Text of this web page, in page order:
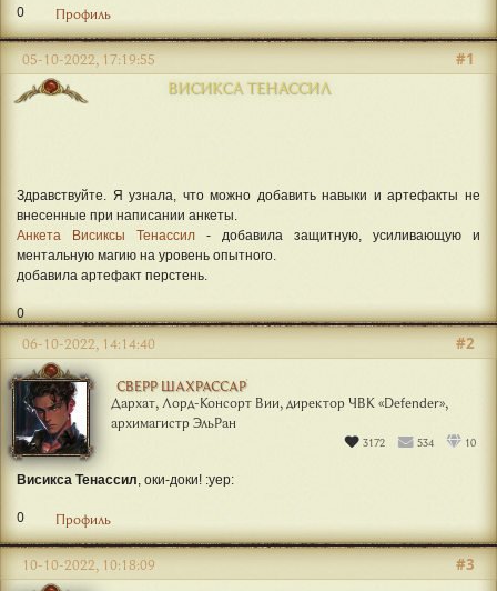
0 Профиль
ВИСИКСА ТЕНАССИЛ
#1
05-10-2022, 17:19:55
Здравствуйте. Я узнала, что можно добавить навыки и артефакты не
внесенные при написании анкеты.
Анкета Висиксы Тенассил - добавила защитную, усиливающую и
ментальную магию на уровень опытного.
добавила артефакт перстень.
0
СВЕРР ШАХРАССАР
Дархат, Лорд-Консорт Вии, директор ЧВК «Defender»,
архимагистр ЭльРан
3172 534 10
#2
06-10-2022, 14:14:40
Висикса Тенассил , оки-доки! :yep:
0 Профиль
#3
10-10-2022, 10:18:09